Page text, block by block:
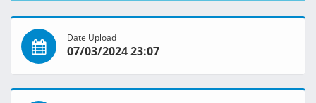
Date Upload
07/03/2024 23:07